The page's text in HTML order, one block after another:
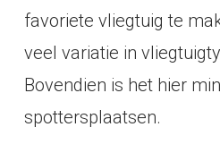
favoriete vliegtuig te
veel variatie in
Bovendien is het hier
spottersplaatsen.